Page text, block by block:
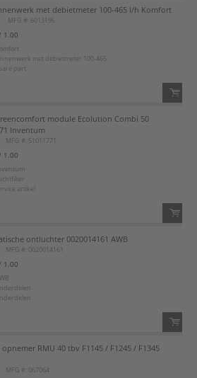
Voeg toe aan favorietenlijst
met debietmeter 100-465 l/h Komfort
MFG #: 6013196
1.00
met debietmeter 100-465
part
Voeg toe aan favorietenlijst
module Ecolution Combi 50
Inventum
MFG #: S1011771
1.00
artikel
Voeg toe aan favorietenlijst
ontluchter 0020014161 AWB
MFG #: 0020014161
/ 1.00
QTY:
RMU 40 tbv F1145 / F1245 / F1345
MFG #: 067064